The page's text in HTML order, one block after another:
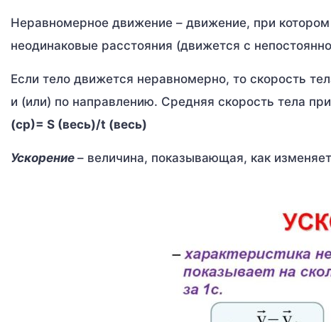
Неравномерное движение – движение, при
неодинаковые расстояния (движется с
Если тело движется неравномерно, то скорость
и (или) по направлению. Средняя скорость тела
(ср)= S (весь)/t (весь)
Ускорение – величина, показывающая, как